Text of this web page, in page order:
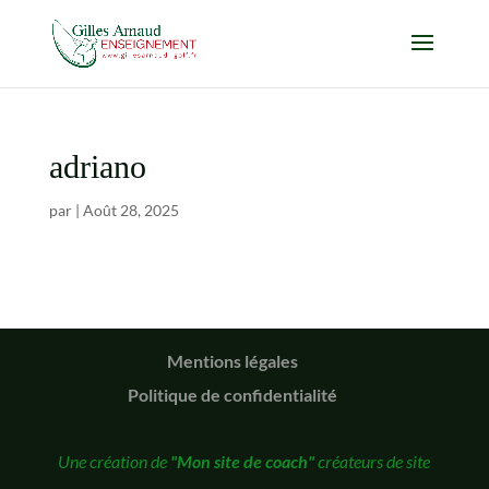
adriano
par | Août 28, 2025
Mentions légales
Politique de confidentialité
Une création de "Mon site de coach"créateurs de site